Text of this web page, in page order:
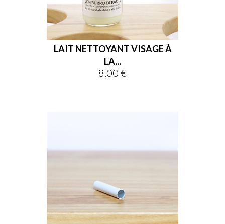
LAIT NETTOYANT VISAGE À
LA...
Prix
8,00 €